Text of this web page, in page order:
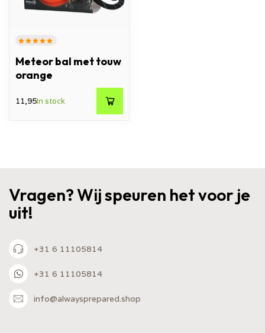
Meteor bal met touw
orange
11,95In stock
Vragen? Wij speuren het voor je
uit!
+31 6 11105814
+31 6 11105814
info@alwaysprepared.shop